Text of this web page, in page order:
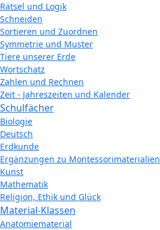
Rätsel und Logik
Schneiden
Sortieren und Zuordnen
Symmetrie und Muster
Tiere unserer Erde
Wortschatz
Zahlen und Rechnen
Zeit - Jahreszeiten und Kalender
Schulfächer
Biologie
Deutsch
Erdkunde
Ergänzungen zu Montessorimaterialien
Kunst
Mathematik
Religion, Ethik und Glück
Material-Klassen
Anatomiematerial